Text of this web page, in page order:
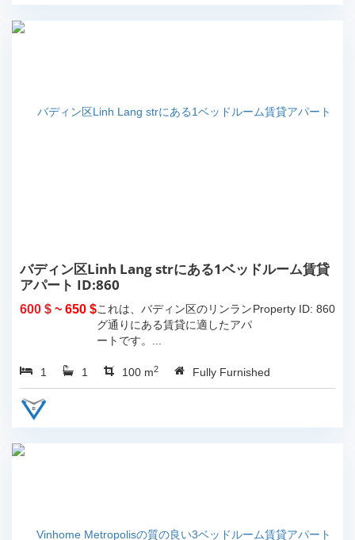
バディン区Linh Lang strにある1ベッドルーム賃貸
アパート ID:860
600 $ ~ 650 $ Property ID: 860
これは、バディン区のリンラン
グ通りにある賃貸に適したアパ
ートです。...
1 1 100 m2 Fully Furnished